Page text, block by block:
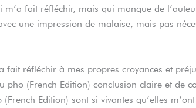
m’a fait réfléchir, mais qui manque de
une impression de malaise, mais pas
fait réfléchir à mes propres croyances et
pho (French Edition) conclusion claire et de
(French Edition) sont si vivantes qu’elles